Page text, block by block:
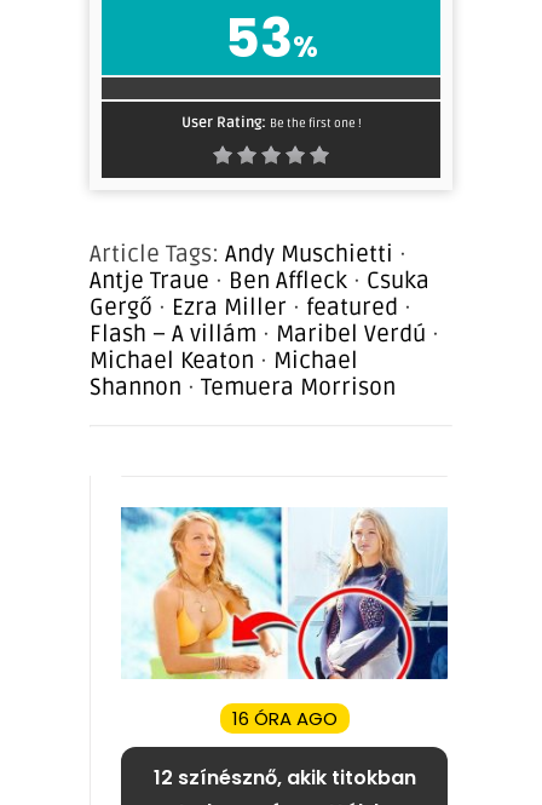
53%
User Rating: Be the first one !
Article Tags: Andy Muschietti ·
Antje Traue · Ben Affleck · Csuka
Gergő · Ezra Miller · featured ·
Flash – A villám · Maribel Verdú ·
Michael Keaton · Michael
Shannon · Temuera Morrison
16 ÓRA AGO
12 színésznő, akik titokban